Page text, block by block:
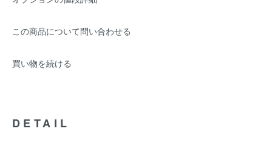
この商品について問い合わせる
買い物を続ける
DETAIL